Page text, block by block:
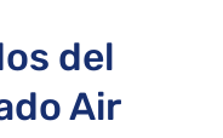
del
Air